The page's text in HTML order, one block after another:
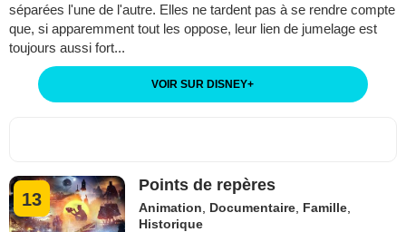
séparées l'une de l'autre. Elles ne tardent pas à se rendre compte
que, si apparemment tout les oppose, leur lien de jumelage est
toujours aussi fort...
VOIR SUR DISNEY+
13
Points de repères
Animation Documentaire Famille
Historique